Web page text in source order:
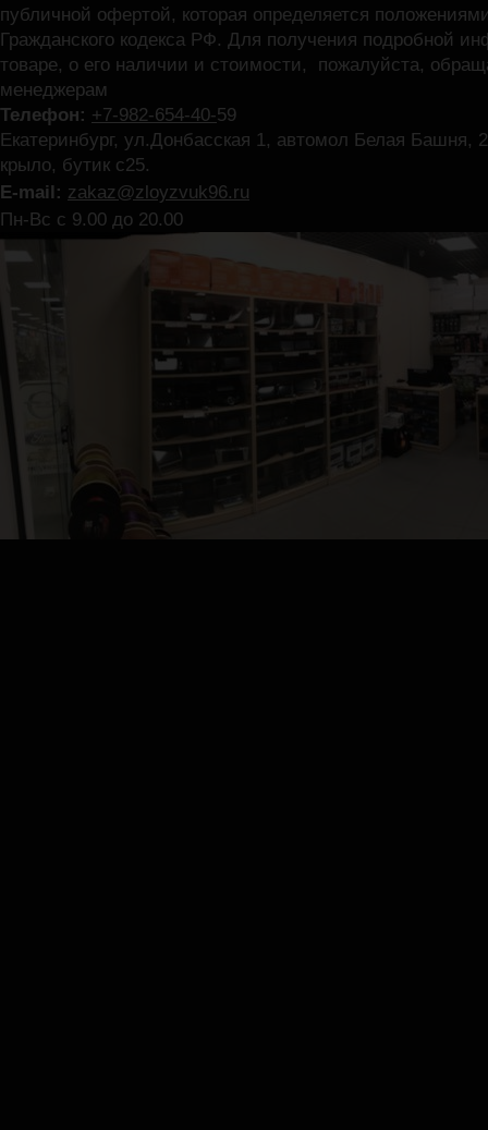
публичной офертой, которая определяется
Гражданского кодекса РФ. Для получения подробной
товаре, о его наличии и стоимости, пожалуйста,
менеджерам
Телефон: +7-982-654-40-59
Екатеринбург, ул.Донбасская 1, автомол Белая Башня,
крыло, бутик с25.
E-mail: zakaz@zloyzvuk96.ru
Пн-Вс с 9.00 до 20.00